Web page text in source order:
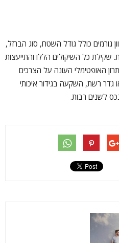
גורמים כולל גודל השטח, סוג הברזל,
שקילת כל השיקולים הללו והתייעצות
האופטימלי העונה על הצרכים
גדר רשת, השקעה בגידור איכותי
לשנים רבות.